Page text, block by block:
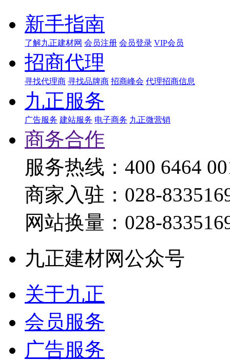
新手指南
了解九正建材网 会员注册 会员登录 VIP会员
招商代理
寻找代理商 寻找品牌商 招商峰会 代理招商信息
九正服务
广告服务 建站服务 电子商务 九正微营销
商务合作
服务热线：400 6464
商家入驻：028-
网站换量：028-
九正建材网公众号
关于九正
会员服务
广告服务